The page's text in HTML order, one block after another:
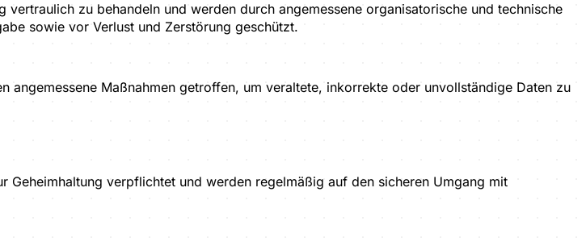
zu behandeln und werden durch angemessene organisatorische und technische
sowie vor Verlust und Zerstörung geschützt.
Maßnahmen getroffen, um veraltete, inkorrekte oder unvollständige Daten zu
verpflichtet und werden regelmäßig auf den sicheren Umgang mit